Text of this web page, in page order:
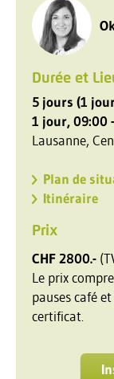
Durée et
5 jours (1
1 jour, 09:00
Lausanne,
Plan de
Itinéraire
Prix
CHF 2800.-
Le prix
pauses café
certificat.